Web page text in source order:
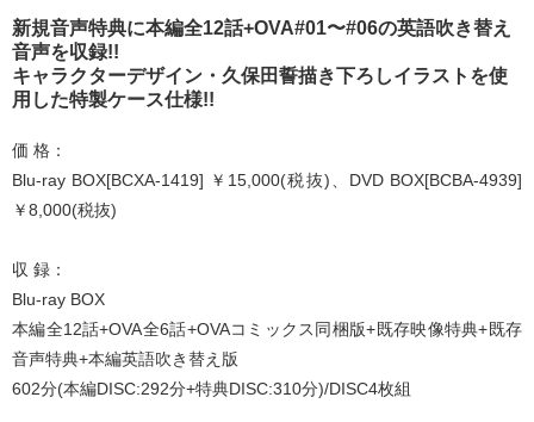
新規音声特典に本編全12話+OVA#01〜#06の英語吹き替え
音声を収録!!
キャラクターデザイン・久保田誓描き下ろしイラストを使
用した特製ケース仕様!!
価 格：
Blu-ray BOX[BCXA-1419] ￥15,000(税抜)、DVD BOX[BCBA-4939]
￥8,000(税抜)
収 録：
Blu-ray BOX
本編全12話+OVA全6話+OVAコミックス同梱版+既存映像特典+既存
音声特典+本編英語吹き替え版
602分(本編DISC:292分+特典DISC:310分)/DISC4枚組